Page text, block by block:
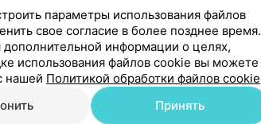
параметры использования файлов
свое согласие в более позднее время.
информации о целях,
использования файлов cookie вы можете
нашей Политикой обработки файлов cookie
Принять